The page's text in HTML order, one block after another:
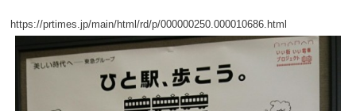
https://prtimes.jp/main/html/rd/p/000000250.000010686.html